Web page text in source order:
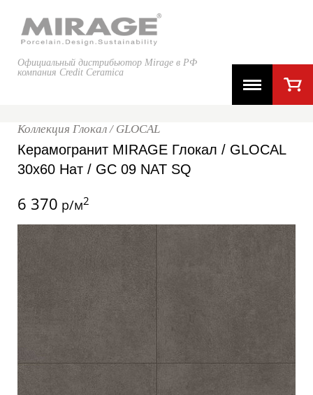
Официальный дистрибьютор Mirage в РФ
компания Credit Ceramica
Коллекция Глокал / GLOCAL
Керамогранит MIRAGE Глокал / GLOCAL
30x60 Нат / GC 09 NAT SQ
6 370 р/м2